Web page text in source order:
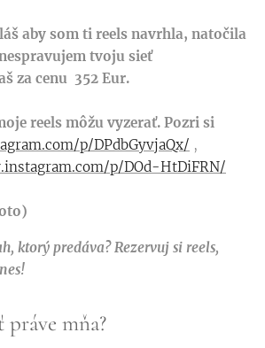
aby som ti reels navrhla, natočila
tvoju sieť
za cenu 352 Eur.
reels môžu vyzerať. Pozri si
p/DPdbGyvjaQx/ ,
p/DOd-HtDiFRN/
ktorý predáva? Rezervuj si reels,
práve mňa?